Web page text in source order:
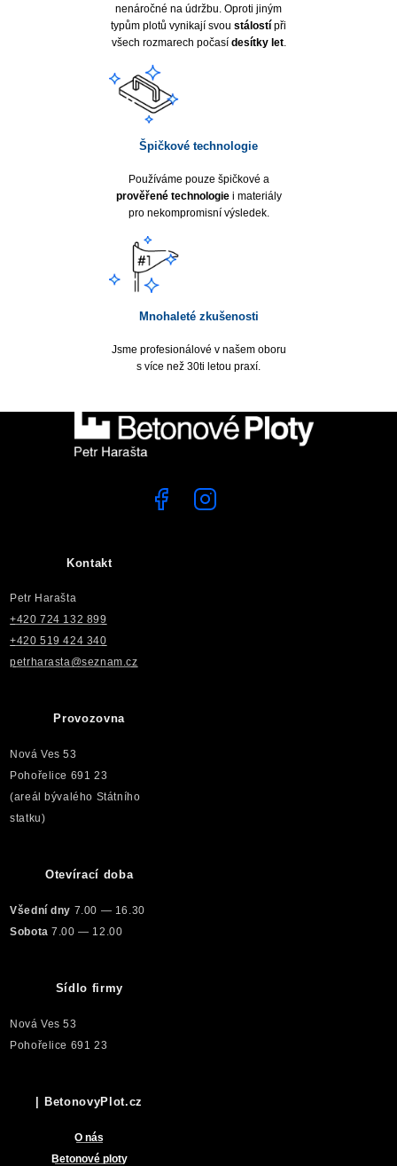
nenáročné na údržbu. Oproti jiným
typům plotů vynikají svou stálostí při
všech rozmarech počasí desítky let.
Špičkové technologie
Používáme pouze špičkové a
prověřené technologiei materiály
pro nekompromisní výsledek.
Mnohaleté zkušenosti
Jsme profesionálové v našem oboru
s více než 30ti letou praxí.
Kontakt
Petr Harašta
+420 724 132 899
+420 519 424 340
petrharasta@seznam.cz
Provozovna
Nová Ves 53
Pohořelice 691 23
(areál bývalého Státního
statku)
Otevírací doba
Všední dny 7.00 — 16.30
Sobota 7.00 — 12.00
Sídlo firmy
Nová Ves 53
Pohořelice 691 23
| BetonovyPlot.cz
O nás
Betonové ploty